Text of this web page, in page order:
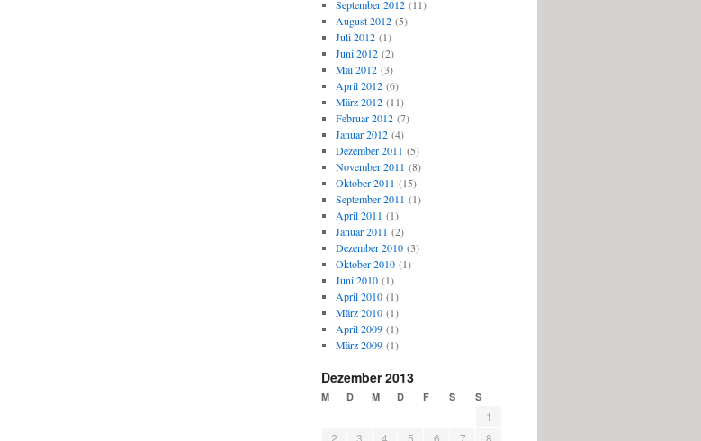
September 2012(11)
August 2012(5)
Juli 2012(1)
Juni 2012(2)
Mai 2012(3)
April 2012(6)
März 2012(11)
Februar 2012(7)
Januar 2012(4)
Dezember 2011 (5)
November 2011 (8)
Oktober 2011 (15)
September 2011 (1)
April 2011 (1)
Januar 2011 (2)
Dezember 2010(3)
Oktober 2010(1)
Juni 2010(1)
April 2010(1)
März 2010(1)
April 2009(1)
März 2009(1)
Dezember 2013
M D M D F S S
1
2
3 4 5 6 7 8